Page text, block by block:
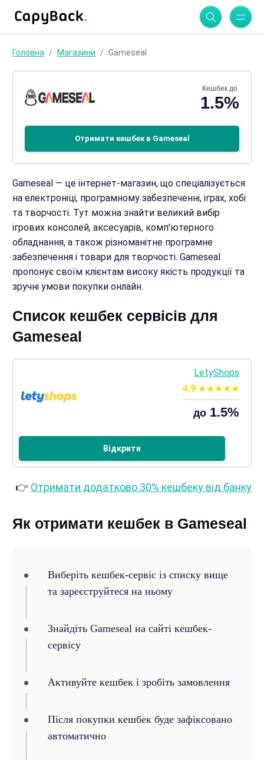
Головна Магазини Gameseal
Кешбек до
1.5%
Отримати кешбек в Gameseal
Gameseal — це інтернет-магазин, що спеціалізується
на електроніці, програмному забезпеченні, іграх, хобі
та творчості. Тут можна знайти великий вибір
ігрових консолей, аксесуарів, комп'ютерного
обладнання, а також різноманітне програмне
забезпечення і товари для творчості. Gameseal
пропонує своїм клієнтам високу якість продукції та
зручні умови покупки онлайн.
Список кешбек сервісів для
Gameseal
LetyShops
4.9
до 1.5%
Відкрити
👉 Отримати додатково 30% кешбеку від банку
Як отримати кешбек в Gameseal
Виберіть кешбек-сервіс із списку вище
та зареєструйтеся на ньому
Знайдіть Gameseal на сайті кешбек-
сервісу
Активуйте кешбек і зробіть замовлення
Після покупки кешбек буде зафіксовано
автоматично